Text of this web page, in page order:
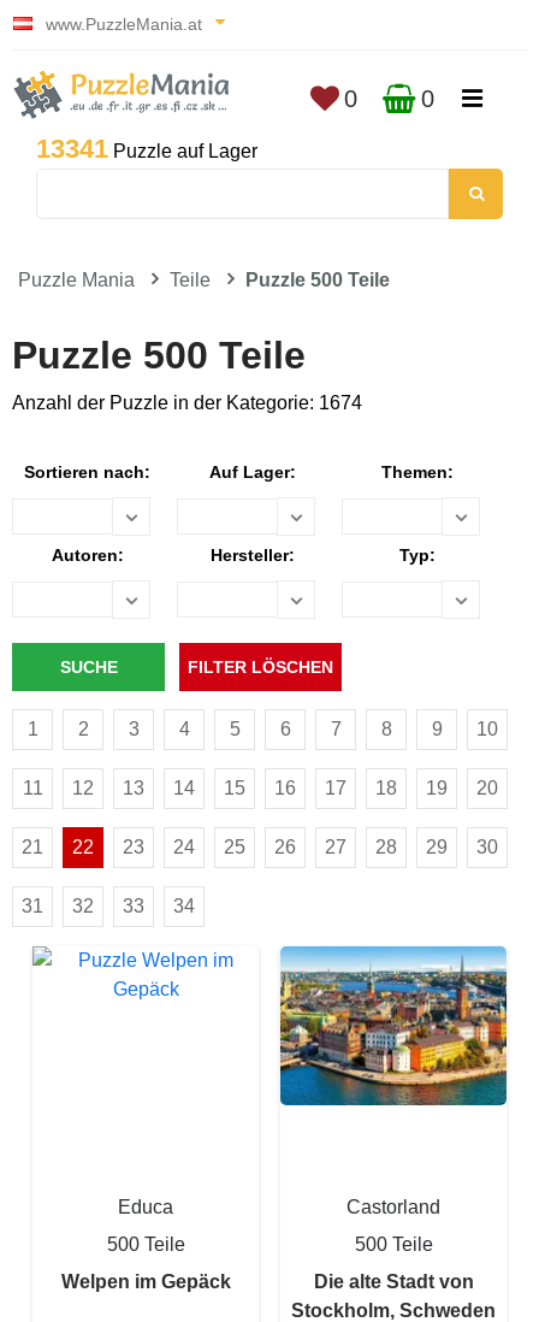
www.PuzzleMania.at
13341 Puzzle auf Lager
0 0
Puzzle Mania Teile Puzzle 500 Teile
Puzzle 500 Teile
Anzahl der Puzzle in der Kategorie: 1674
Sortieren nach: Auf Lager: Themen:
Autoren: Hersteller: Typ:
1 2 3 4 5 6 7 8 9 10
11 12 13 14 15 16 17 18 19 20
21 22 23 24 25 26 27 28 29 30
31 32 33 34
Educa
500 Teile
Welpen im Gepäck
Castorland
500 Teile
Die alte Stadt von
Stockholm, Schweden